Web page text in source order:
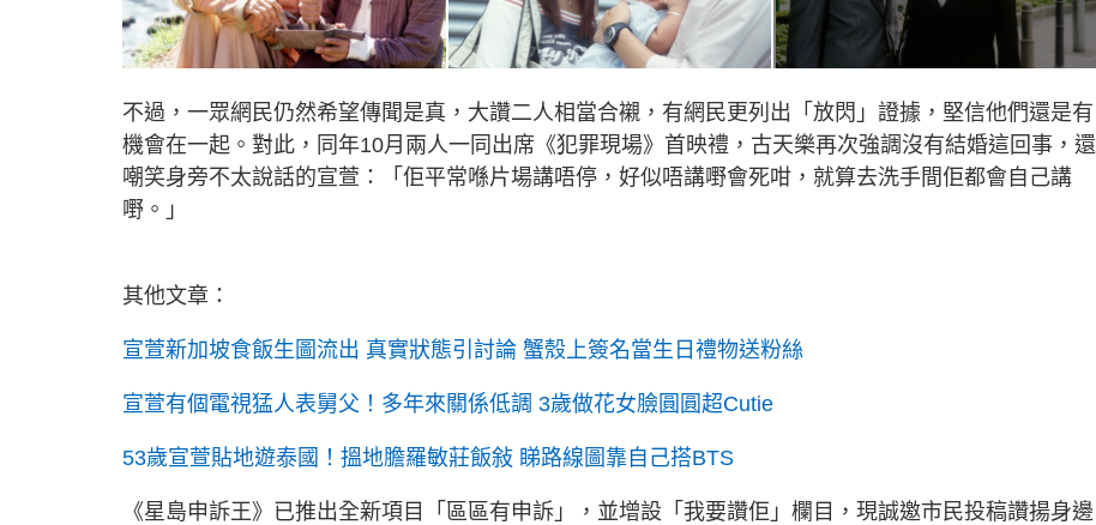
不過，一眾網民仍然希望傳聞是真，大讚二人相當合襯，有網民更列出「放閃」證據，堅信他們還是有
機會在一起。對此，同年10月兩人一同出席《犯罪現場》首映禮，古天樂再次強調沒有結婚這回事，還
嘲笑身旁不太說話的宣萱：「佢平常喺片場講唔停，好似唔講嘢會死咁，就算去洗手間佢都會自己講
嘢。」
其他文章：
宣萱新加坡食飯生圖流出 真實狀態引討論 蟹殼上簽名當生日禮物送粉絲
宣萱有個電視猛人表舅父！多年來關係低調 3歲做花女臉圓圓超Cutie
53歲宣萱貼地遊泰國！搵地膽羅敏莊飯敍 睇路線圖靠自己搭BTS
《星島申訴王》已推出全新項目「區區有申訴」，並增設「我要讚佢」欄目，現誠邀市民投稿讚揚身邊